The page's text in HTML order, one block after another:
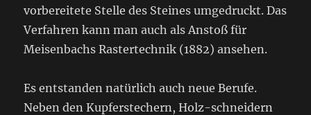
vorbereitete Stelle des Steines umgedruckt. Das
Verfahren kann man auch als Anstoß für
Meisenbachs Rastertechnik (1882) ansehen.
Es entstanden natürlich auch neue Berufe.
Neben den Kupferstechern, Holz-schneidern